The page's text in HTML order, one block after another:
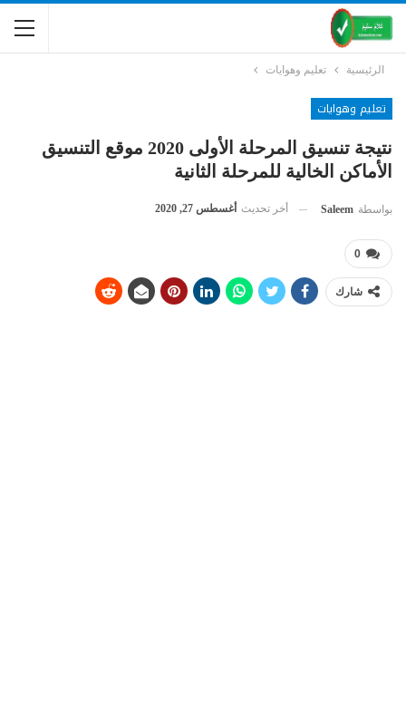
الرئيسية تعليم وهوايات
تعليم وهوايات
نتيجة تنسيق المرحلة الأولى 2020 موقع التنسيق
الأماكن الخالية للمرحلة الثانية
بواسطة Saleem أخر تحديث أغسطس 27, 2020
0
شارك